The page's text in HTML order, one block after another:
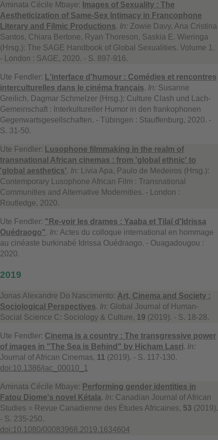
Aminata Cécile Mbaye: Images of Sexuality : The
Aestheticization of Same-Sex Intimacy in Francophone
Literary and Filmic Productions. In: Zowie Davy, Ana Cristina
Santos, Chiara Bertone, Ryan Thoreson, Saskia E. Wieringa
(Hrsg.): The SAGE Handbook of Global Sexualities. Volume 1.
- London : SAGE, 2020. - S. 897-916.
Ute Fendler: L'interface d'humour : Comédies et rencontres
interculturelles dans le cinéma français. In: Susanne
Greilich, Dagmar Schmelzer (Hrsg.): Culture Clash und Lach-
Gemeinschaft : Interkultureller Humor in den frankophonen
Gegenwartsgesellschaften. - Tübingen : Stauffenburg, 2020. -
S. 31-50.
Ute Fendler: Lusophone filmmaking in the realm of
transnational African cinemas : from 'global ethnic' to
'global aesthetics'. In:
Livia Apa, Paulo de Medeiros (Hrsg.):
Contemporary Lusophone African Film : Transnational
Communities and Alternative Modernities. - London :
Routledge, 2020.
Ute Fendler: "Re-voir les drames : Yaaba et Tilaï d'Idrissa
Ouédraogo". In: Actes du colloque international en hommage
au cinéaste burkinabé Idrissa Ouédraogo. - Ouagadougou :
2020.
2019
Jonas Alexandre Do Nascimento: Art, Cinema and Society :
Sociological Perspectives. In: Global Journal of Human-
Social Science C: Sociology & Culture, 19 (2019). - S. 18-28.
Ute Fendler: Cinema is a country : The transgressive power
of images in "The Sea is Behind" by Hicham Lasri. In:
Journal of African Cinemas, 11 (2019). - S. 117-130.
doi:10.1386/jac_00010_1
Aminata Cécile Mbaye: Performing gender identities in
Fatou Diome's novel Kétala. In: Canadian Journal of African
Studies = Revue Canadienne des Études Africaines, 53 (2019).
- S. 235-250.
doi:10.1080/00083968.2019.1634604